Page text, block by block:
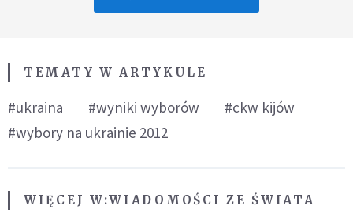
TEMATY W ARTYKULE
#ukraina #wyniki wyborów
#ckw kijów
#wybory na ukrainie 2012
WIĘCEJ W:WIADOMOŚCI ZE ŚWIATA